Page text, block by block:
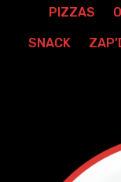
PIZZAS
SNACK